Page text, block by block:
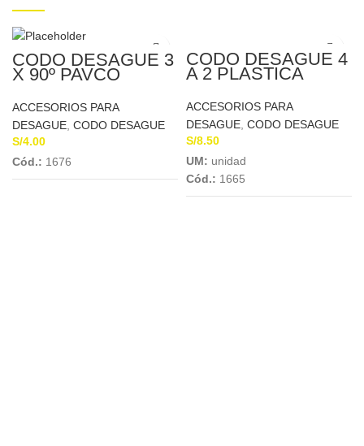
CODO DESAGUE 3
X 90º PAVCO
ACCESORIOS PARA
DESAGUE CODO DESAGUE
S/4.00
Cód.: 1676
CODO DESAGUE 4
A 2 PLASTICA
ACCESORIOS PARA
DESAGUE CODO DESAGUE
S/8.50
UM: unidad
Cód.: 1665